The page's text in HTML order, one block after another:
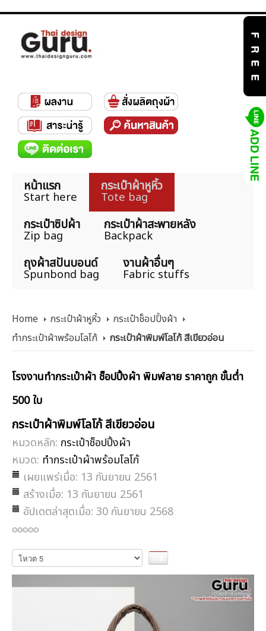
หน้าแรก
Start here
กระเป๋าผ้าหูหิ้ว
Tote bag
กระเป๋าซิปผ้า
Zip bag
กระเป๋าผ้าสะพายหลัง
Backpack
ถุงผ้าสปันบอนด์
Spunbond bag
งานผ้าอื่นๆ
Fabric stuffs
Home กระเป๋าผ้าหูหิ้ว
กระเป๋าช็อปปิ้งผ้า
ทำกระเป๋าผ้าพร้อมโลโก้
กระเป๋าผ้าพิมพ์โลโก้ สีเขียวอ่อน
โรงงานทำกระเป๋าผ้า ช็อปปิ้งผ้า พิมพ์ลาย ราคาถูก ขั้นต่ำ
500 ใบ
กระเป๋าผ้าพิมพ์โลโก้ สีเขียวอ่อน
หมวดหลัก: กระเป๋าช็อปปิ้งผ้า
หมวด: ทำกระเป๋าผ้าพร้อมโลโก้
เผยแพร่เมื่อ: 13 กันยายน 2561
สร้างเมื่อ: 13 กันยายน 2561
อัปเดตล่าสุดเมื่อ: 30 กันยายน 2568
กรุณา
ให้
คะแนน